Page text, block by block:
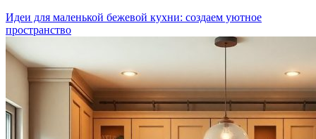
Идеи для маленькой бежевой кухни: создаем уютное
пространство